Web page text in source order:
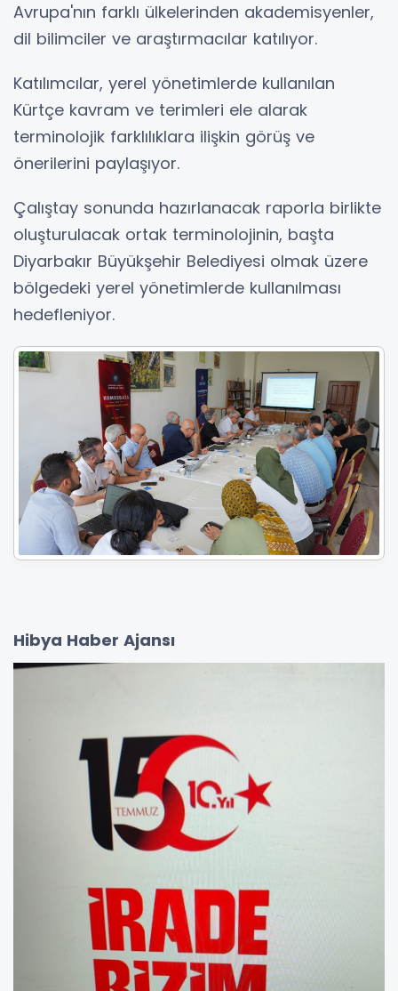
Avrupa'nın farklı ülkelerinden akademisyenler,
dil bilimciler ve araştırmacılar katılıyor.
Katılımcılar, yerel yönetimlerde kullanılan
Kürtçe kavram ve terimleri ele alarak
terminolojik farklılıklara ilişkin görüş ve
önerilerini paylaşıyor.
Çalıştay sonunda hazırlanacak raporla birlikte
oluşturulacak ortak terminolojinin, başta
Diyarbakır Büyükşehir Belediyesi olmak üzere
bölgedeki yerel yönetimlerde kullanılması
hedefleniyor.
Hibya Haber Ajansı